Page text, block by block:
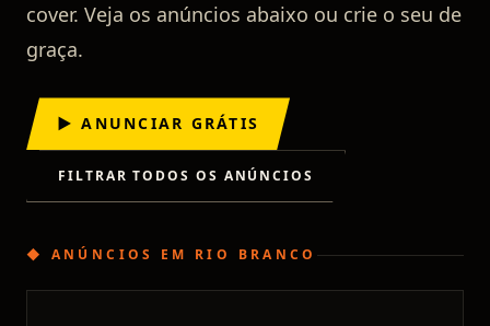
cover. Veja os anúncios abaixo ou crie o seu de
graça.
▶ ANUNCIAR GRÁTIS
FILTRAR TODOS OS ANÚNCIOS
◆ ANÚNCIOS EM RIO BRANCO